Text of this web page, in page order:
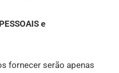
e
fornecer serão apenas